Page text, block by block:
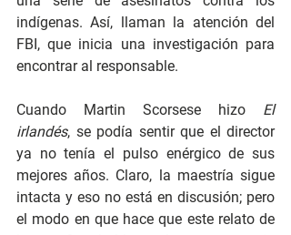
indígenas. Así, llaman la atención del
FBI, que inicia una investigación para
encontrar al responsable.
Cuando Martin Scorsese hizo El
irlandés, se podía sentir que el director
ya no tenía el pulso enérgico de sus
mejores años. Claro, la maestría sigue
intacta y eso no está en discusión; pero
el modo en que hace que este relato de